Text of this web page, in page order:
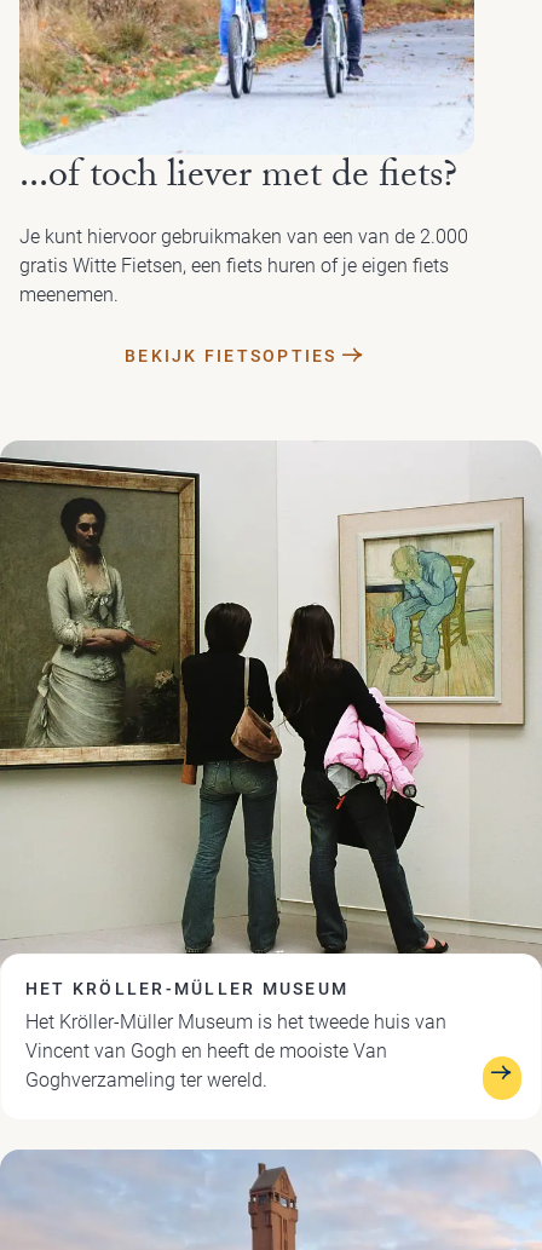
...of toch liever met de fiets?
Je kunt hiervoor gebruikmaken van een van de 2.000
gratis Witte Fietsen, een fiets huren of je eigen fiets
meenemen.
BEKIJK FIETSOPTIES
HET KRÖLLER-MÜLLER MUSEUM
Het Kröller-Müller Museum is het tweede huis van
Vincent van Gogh en heeft de mooiste Van
Goghverzameling ter wereld.